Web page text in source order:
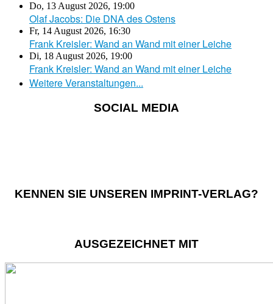
Do, 13 August 2026, 19:00
Olaf Jacobs: Die DNA des Ostens
Fr, 14 August 2026, 16:30
Frank Kreisler: Wand an Wand mit einer Leiche
Di, 18 August 2026, 19:00
Frank Kreisler: Wand an Wand mit einer Leiche
Weitere Veranstaltungen...
SOCIAL MEDIA
KENNEN SIE UNSEREN IMPRINT-VERLAG?
AUSGEZEICHNET MIT